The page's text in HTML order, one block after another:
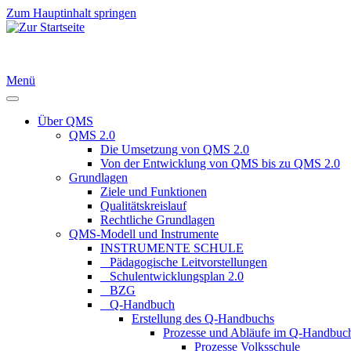
Zum Hauptinhalt springen
Menü
Über QMS
QMS 2.0
Die Umsetzung von QMS 2.0
Von der Entwicklung von QMS bis zu QMS 2.0
Grundlagen
Ziele und Funktionen
Qualitätskreislauf
Rechtliche Grundlagen
QMS-Modell und Instrumente
INSTRUMENTE SCHULE
_ Pädagogische Leitvorstellungen
_ Schulentwicklungsplan 2.0
_ BZG
_ Q-Handbuch
Erstellung des Q-Handbuchs
Prozesse und Abläufe im Q-
Prozesse Volksschule